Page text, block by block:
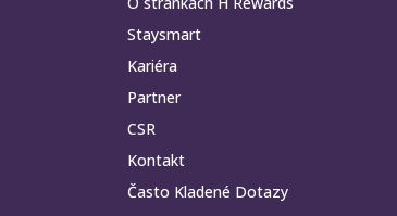
Staysmart
Kariéra
Partner
CSR
Kontakt
Často Kladené Dotazy